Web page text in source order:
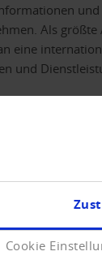
Cookie
und
Als
eine
und
Online-
über
an den
Bereich ist
Wert von 50
Velchev